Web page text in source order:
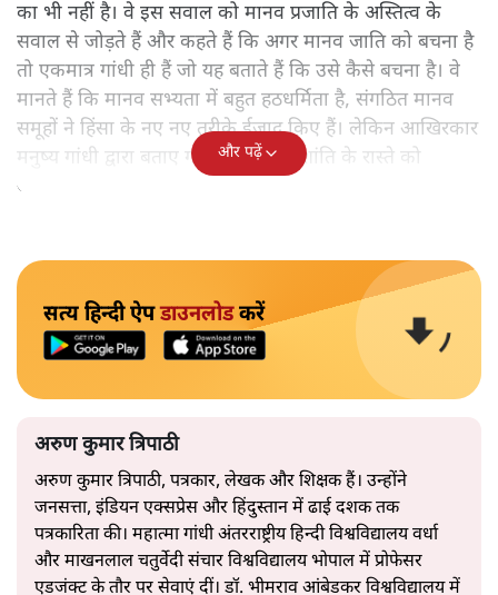
का भी नहीं है। वे इस सवाल को मानव प्रजाति के अस्तित्व के
सवाल से जोड़ते हैं और कहते हैं कि अगर मानव जाति को बचना है
तो एकमात्र गांधी ही हैं जो यह बताते हैं कि उसे कैसे बचना है। वे
मानते हैं कि मानव सभ्यता में बहुत हठधर्मिता है, संगठित मानव
समूहों ने हिंसा के नए नए तरीके ईजाद किए हैं। लेकिन आखिरकार
मनुष्य गांधी द्वारा बताए गए अहिंसा और शांति के रास्ते को
अपनाएगा।
और पढ़ें
सत्य हिन्दी ऐपडाउनलोडकरें
अरुण कुमार त्रिपाठी
अरुण कुमार त्रिपाठी, पत्रकार, लेखक और शिक्षक हैं। उन्होंने
जनसत्ता, इंडियन एक्सप्रेस और हिंदुस्तान में ढाई दशक तक
पत्रकारिता की। महात्मा गांधी अंतरराष्ट्रीय हिन्दी विश्वविद्यालय वर्धा
और माखनलाल चतुर्वेदी संचार विश्वविद्यालय भोपाल में प्रोफेसर
एडजंक्ट के तौर पर सेवाएं दीं। डॉ. भीमराव आंबेडकर विश्वविद्यालय में